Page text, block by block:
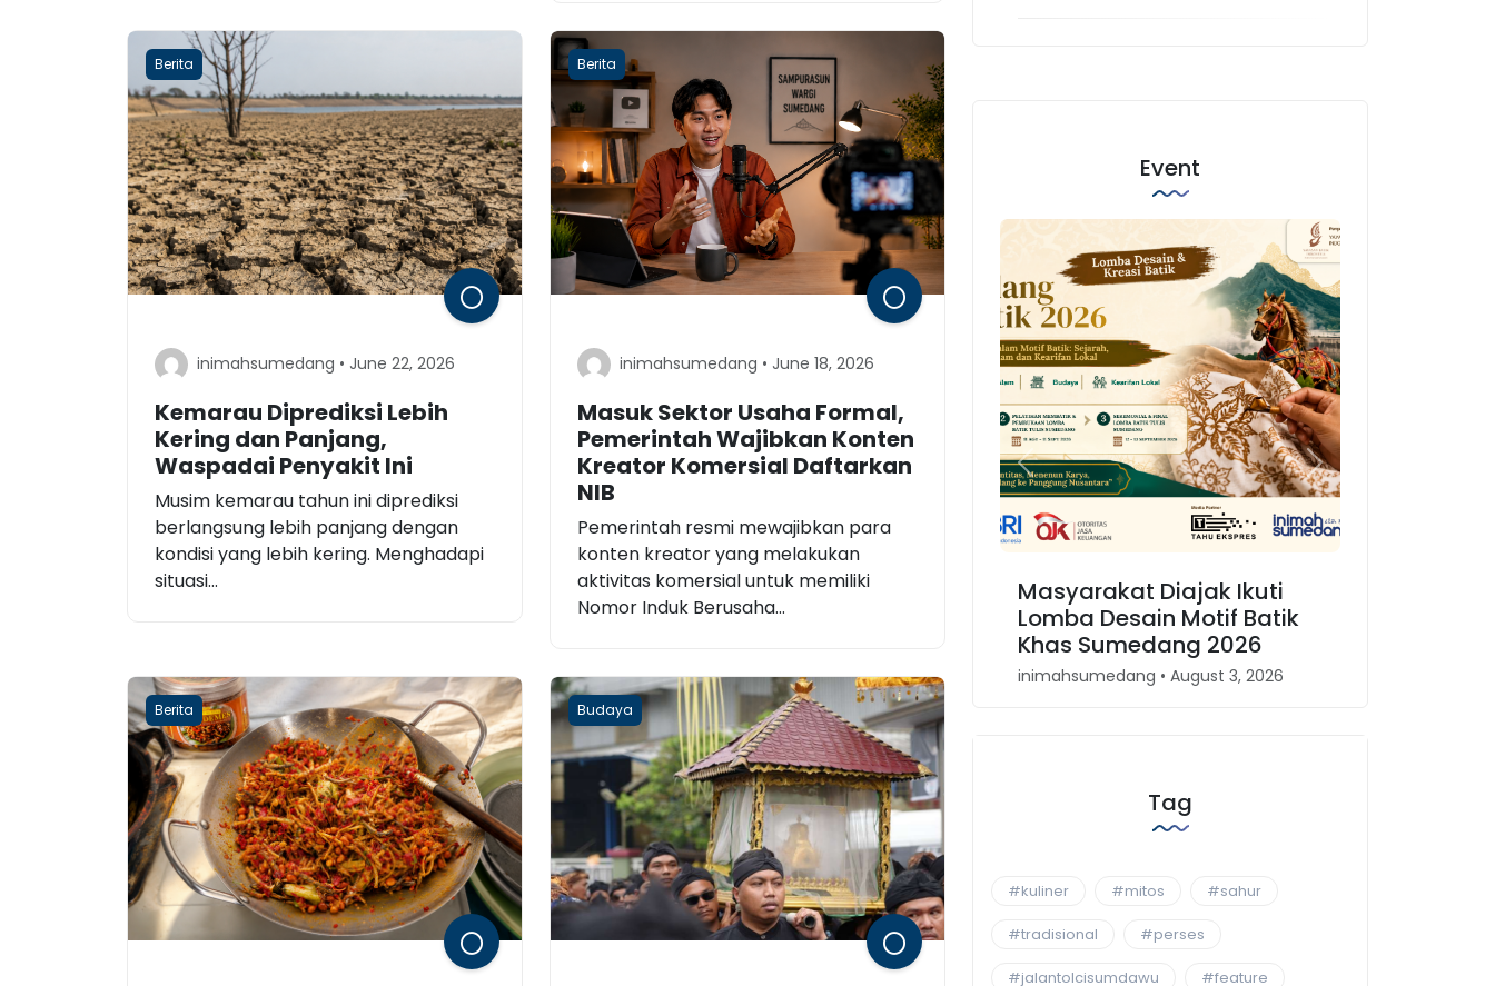
Berita
inimahsumedang • June 22, 2026
Kemarau Diprediksi Lebih
Kering dan Panjang,
Waspadai Penyakit Ini
Musim kemarau tahun ini diprediksi
berlangsung lebih panjang dengan
kondisi yang lebih kering. Menghadapi
situasi...
Berita
inimahsumedang • June 18, 2026
Masuk Sektor Usaha Formal,
Pemerintah Wajibkan Konten
Kreator Komersial Daftarkan
NIB
Pemerintah resmi mewajibkan para
konten kreator yang melakukan
aktivitas komersial untuk memiliki
Nomor Induk Berusaha...
Berita Budaya
Event
Karnaval Binokasih,
Merajut Kembali Spirit
Kesundaan di Jawa Barat
inimahsumedang • April 30, 2026
Previous Next
Tag
#kuliner #mitos #sahur
#tradisional #perses
#jalantolcisumdawu #feature